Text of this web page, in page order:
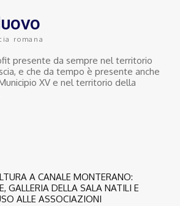
romana
presente da sempre nel territorio
e che da tempo è presente anche
XV e nel territorio della
A CANALE MONTERANO:
GALLERIA DELLA SALA NATILI E
ALLE ASSOCIAZIONI